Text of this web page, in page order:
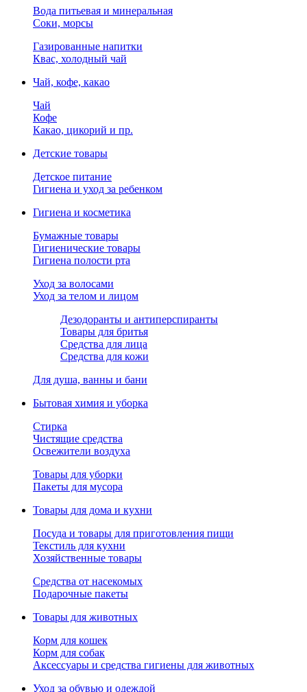
Вода питьевая и минеральная
Соки, морсы
Газированные напитки
Квас, холодный чай
Чай, кофе, какао
Чай
Кофе
Какао, цикорий и пр.
Детские товары
Детское питание
Гигиена и уход за ребенком
Гигиена и косметика
Бумажные товары
Гигиенические товары
Гигиена полости рта
Уход за волосами
Уход за телом и лицом
Дезодоранты и антиперспиранты
Товары для бритья
Средства для лица
Средства для кожи
Для душа, ванны и бани
Бытовая химия и уборка
Стирка
Чистящие средства
Освежители воздуха
Товары для уборки
Пакеты для мусора
Товары для дома и кухни
Посуда и товары для приготовления пищи
Текстиль для кухни
Хозяйственные товары
Средства от насекомых
Подарочные пакеты
Товары для животных
Корм для кошек
Корм для собак
Аксессуары и средства гигиены для животных
Уход за обувью и одеждой